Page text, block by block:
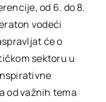
od 6. do 8.
vodeći
će o
sektoru u
od važnih tema